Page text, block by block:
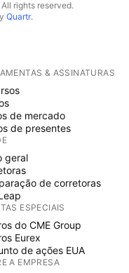
rights reserved.
Quartr.
& ASSINATURAS
de mercado
de presentes
geral
de corretoras
ESPECIAIS
do CME Group
Eurex
de ações EUA
A EMPRESA